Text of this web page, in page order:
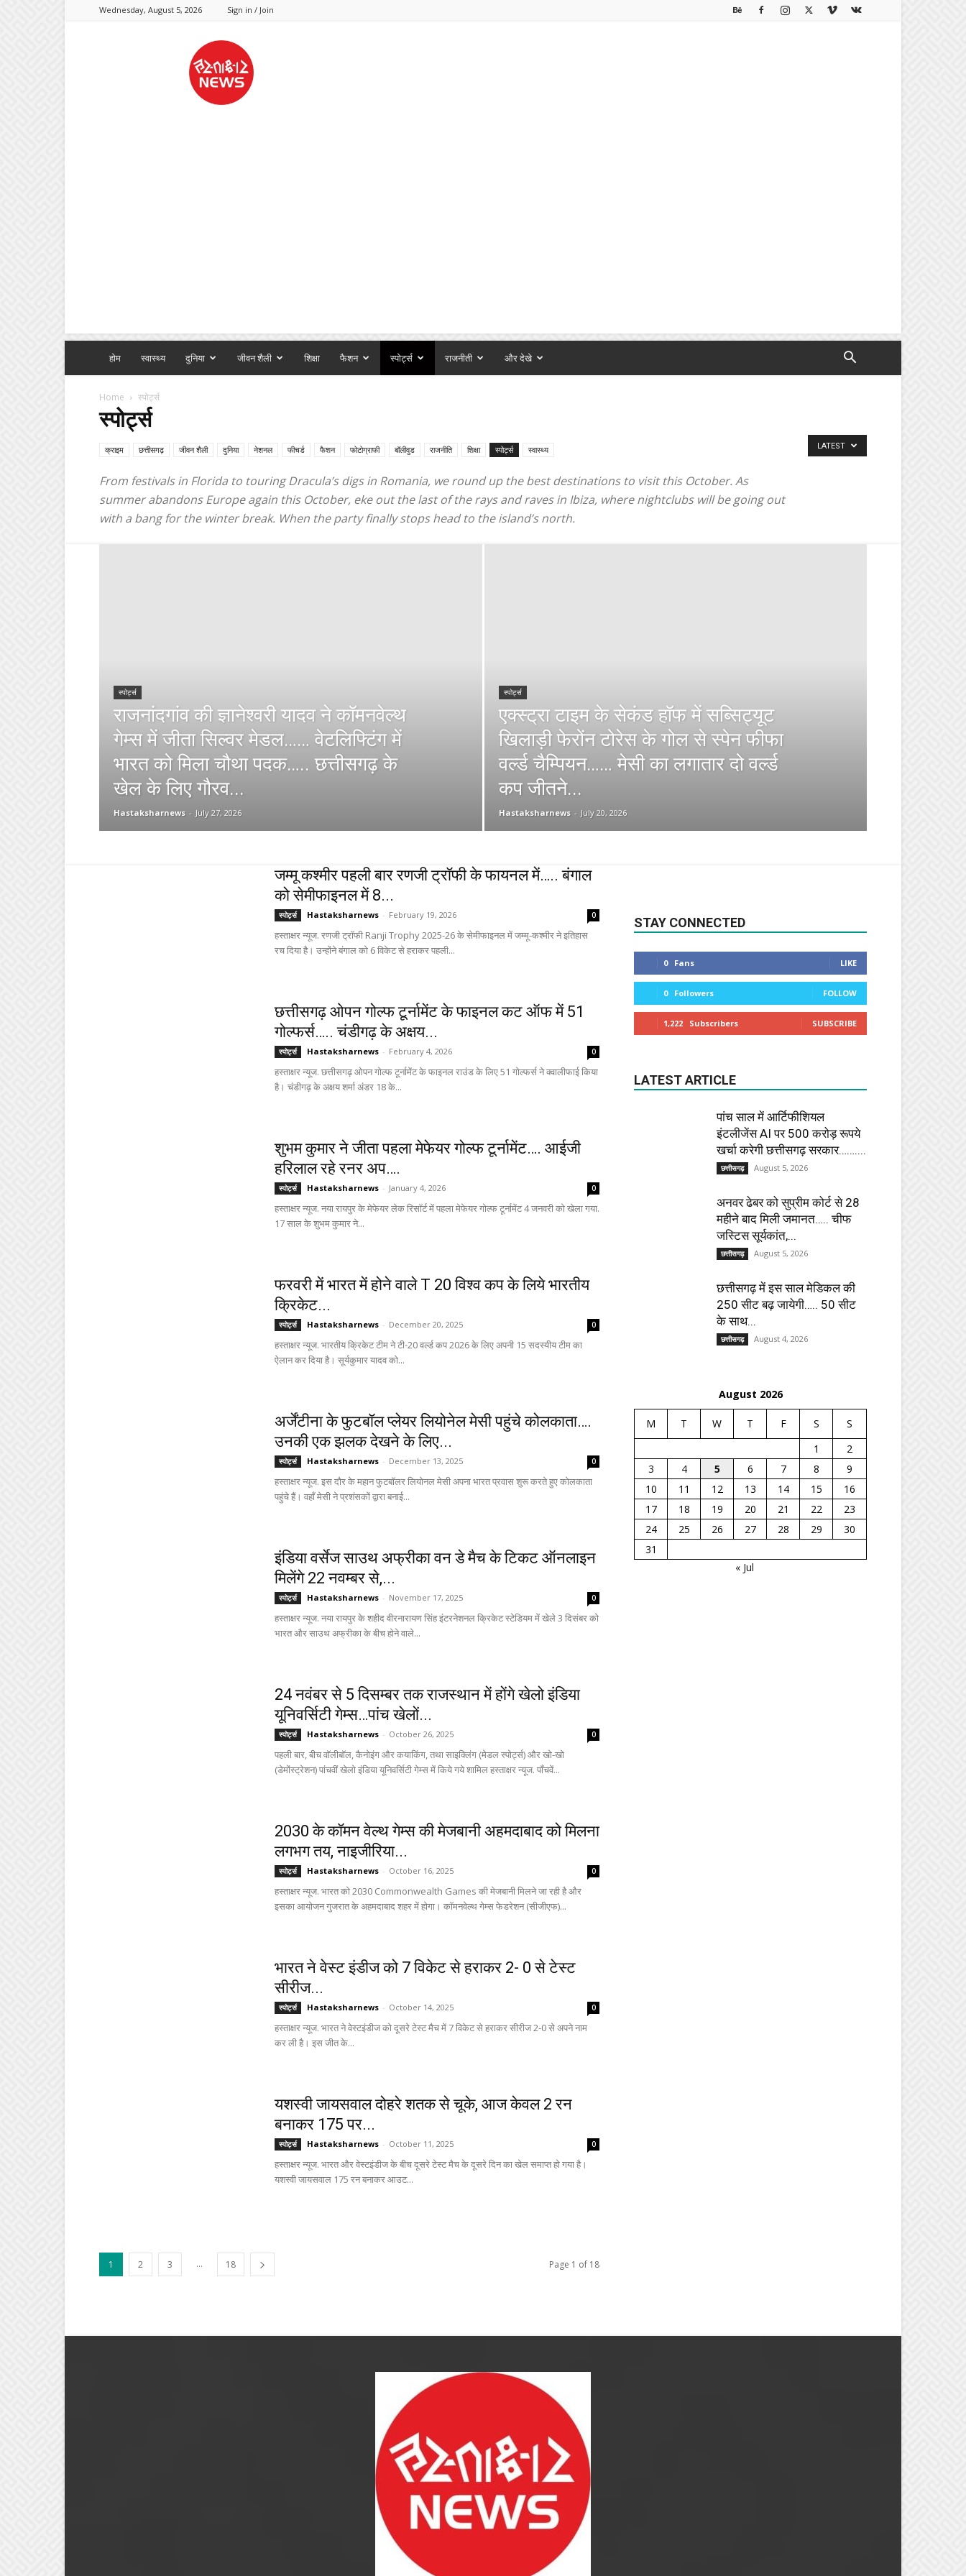
Wednesday, August 5, 2026 Sign in / Join
Hastaksharnews
होम स्वास्थ्य दुनिया जीवन शैली शिक्षा फैशन स्पोर्ट्स राजनीती और देखे
Home स्पोर्ट्स
स्पोर्ट्स
क्राइम छत्तीसगढ़ जीवन शैली दुनिया नेशनल फीचर्ड फैशन फोटोग्राफी बॉलीवुड राजनीति शिक्षा स्पोर्ट्स स्वास्थ्य
From festivals in Florida to touring Dracula’s digs in Romania, we round up the best destinations to visit this October. As
summer abandons Europe again this October, eke out the last of the rays and raves in Ibiza, where nightclubs will be going out
with a bang for the winter break. When the party finally stops head to the island’s north.
LATEST
स्पोर्ट्स
राजनांदगांव की ज्ञानेश्वरी यादव ने कॉमनवेल्थ
गेम्स में जीता सिल्वर मेडल…… वेटलिफ्टिंग में
भारत को मिला चौथा पदक….. छत्तीसगढ़ के
खेल के लिए गौरव...
Hastaksharnews - July 27, 2026
स्पोर्ट्स
एक्स्ट्रा टाइम के सेकंड हॉफ में सब्सिट्यूट
खिलाड़ी फेरोंन टोरेस के गोल से स्पेन फीफा
वर्ल्ड चैम्पियन…… मेसी का लगातार दो वर्ल्ड
कप जीतने...
Hastaksharnews - July 20, 2026
जम्मू कश्मीर पहली बार रणजी ट्रॉफी के फायनल में….. बंगाल
को सेमीफाइनल में 8...
स्पोर्ट्स Hastaksharnews - February 19, 2026 0
हस्ताक्षर न्यूज. रणजी ट्रॉफी Ranji Trophy 2025-26 के सेमीफाइनल में जम्मू-कश्मीर ने इतिहास
रच दिया है। उन्होंने बंगाल को 6 विकेट से हराकर पहली...
छत्तीसगढ़ ओपन गोल्फ टूर्नामेंट के फाइनल कट ऑफ में 51
गोल्फर्स….. चंडीगढ़ के अक्षय...
स्पोर्ट्स Hastaksharnews - February 4, 2026 0
हस्ताक्षर न्यूज. छत्तीसगढ़ ओपन गोल्फ टूर्नामेंट के फाइनल राउंड के लिए 51 गोल्फर्स ने क्वालीफाई किया
है। चंडीगढ़ के अक्षय शर्मा अंडर 18 के...
शुभम कुमार ने जीता पहला मेफेयर गोल्फ टूर्नामेंट…. आईजी
हरिलाल रहे रनर अप….
स्पोर्ट्स Hastaksharnews - January 4, 2026 0
हस्ताक्षर न्यूज. नया रायपुर के मेफेयर लेक रिसॉर्ट में पहला मेफेयर गोल्फ टूर्नामेंट 4 जनवरी को खेला गया.
17 साल के शुभम कुमार ने...
फरवरी में भारत में होने वाले T 20 विश्व कप के लिये भारतीय
क्रिकेट...
स्पोर्ट्स Hastaksharnews - December 20, 2025 0
हस्ताक्षर न्यूज. भारतीय क्रिकेट टीम ने टी-20 वर्ल्ड कप 2026 के लिए अपनी 15 सदस्यीय टीम का
ऐलान कर दिया है। सूर्यकुमार यादव को...
अर्जेंटीना के फुटबॉल प्लेयर लियोनेल मेसी पहुंचे कोलकाता….
उनकी एक झलक देखने के लिए...
स्पोर्ट्स Hastaksharnews - December 13, 2025 0
हस्ताक्षर न्यूज. इस दौर के महान फुटबॉलर लियोनल मेसी अपना भारत प्रवास शुरू करते हुए कोलकाता
पहुंचे हैं। वहाँ मेसी ने प्रशंसकों द्वारा बनाई...
इंडिया वर्सेज साउथ अफ्रीका वन डे मैच के टिकट ऑनलाइन
मिलेंगे 22 नवम्बर से,...
स्पोर्ट्स Hastaksharnews - November 17, 2025 0
हस्ताक्षर न्यूज. नया रायपुर के शहीद वीरनारायण सिंह इंटरनेशनल क्रिकेट स्टेडियम में खेले 3 दिसंबर को
भारत और साउथ अफ्रीका के बीच होने वाले...
24 नवंबर से 5 दिसम्बर तक राजस्थान में होंगे खेलो इंडिया
यूनिवर्सिटी गेम्स…पांच खेलों...
स्पोर्ट्स Hastaksharnews - October 26, 2025 0
पहली बार, बीच वॉलीबॉल, कैनोइंग और कयाकिंग, तथा साइक्लिंग (मेडल स्पोर्ट्स) और खो-खो
(डेमोंस्ट्रेशन) पांचवीं खेलो इंडिया यूनिवर्सिटी गेम्स में किये गये शामिल हस्ताक्षर न्यूज. पाँचवें...
2030 के कॉमन वेल्थ गेम्स की मेजबानी अहमदाबाद को मिलना
लगभग तय, नाइजीरिया...
स्पोर्ट्स Hastaksharnews - October 16, 2025 0
हस्ताक्षर न्यूज. भारत को 2030 Commonwealth Games की मेजबानी मिलने जा रही है और
इसका आयोजन गुजरात के अहमदाबाद शहर में होगा। कॉमनवेल्थ गेम्स फेडरेशन (सीजीएफ)...
भारत ने वेस्ट इंडीज को 7 विकेट से हराकर 2- 0 से टेस्ट
सीरीज...
स्पोर्ट्स Hastaksharnews - October 14, 2025 0
हस्ताक्षर न्यूज. भारत ने वेस्टइंडीज को दूसरे टेस्ट मैच में 7 विकेट से हराकर सीरीज 2-0 से अपने नाम
कर ली है। इस जीत के...
यशस्वी जायसवाल दोहरे शतक से चूके, आज केवल 2 रन
बनाकर 175 पर...
स्पोर्ट्स Hastaksharnews - October 11, 2025 0
हस्ताक्षर न्यूज. भारत और वेस्टइंडीज के बीच दूसरे टेस्ट मैच के दूसरे दिन का खेल समाप्त हो गया है।
यशस्वी जायसवाल 175 रन बनाकर आउट...
1 2 3 ... 18 Page 1 of 18
STAY CONNECTED
0 Fans LIKE
0 Followers FOLLOW
1,222 Subscribers SUBSCRIBE
LATEST ARTICLE
पांच साल में आर्टिफीशियल
इंटलीजेंस AI पर 500 करोड़ रूपये
खर्चा करेगी छत्तीसगढ़ सरकार……....
छत्तीसगढ़ August 5, 2026
अनवर ढेबर को सुप्रीम कोर्ट से 28
महीने बाद मिली जमानत….. चीफ
जस्टिस सूर्यकांत,...
छत्तीसगढ़ August 5, 2026
छत्तीसगढ़ में इस साल मेडिकल की
250 सीट बढ़ जायेगी….. 50 सीट
के साथ...
छत्तीसगढ़ August 4, 2026
August 2026
M T W T F S
S
1
2
3
4 5 6 7 8
9
10
11 12 13 14 15
16
17
18 19 20 21 22
23
24
25 26 27 28 29
30
31
« Jul